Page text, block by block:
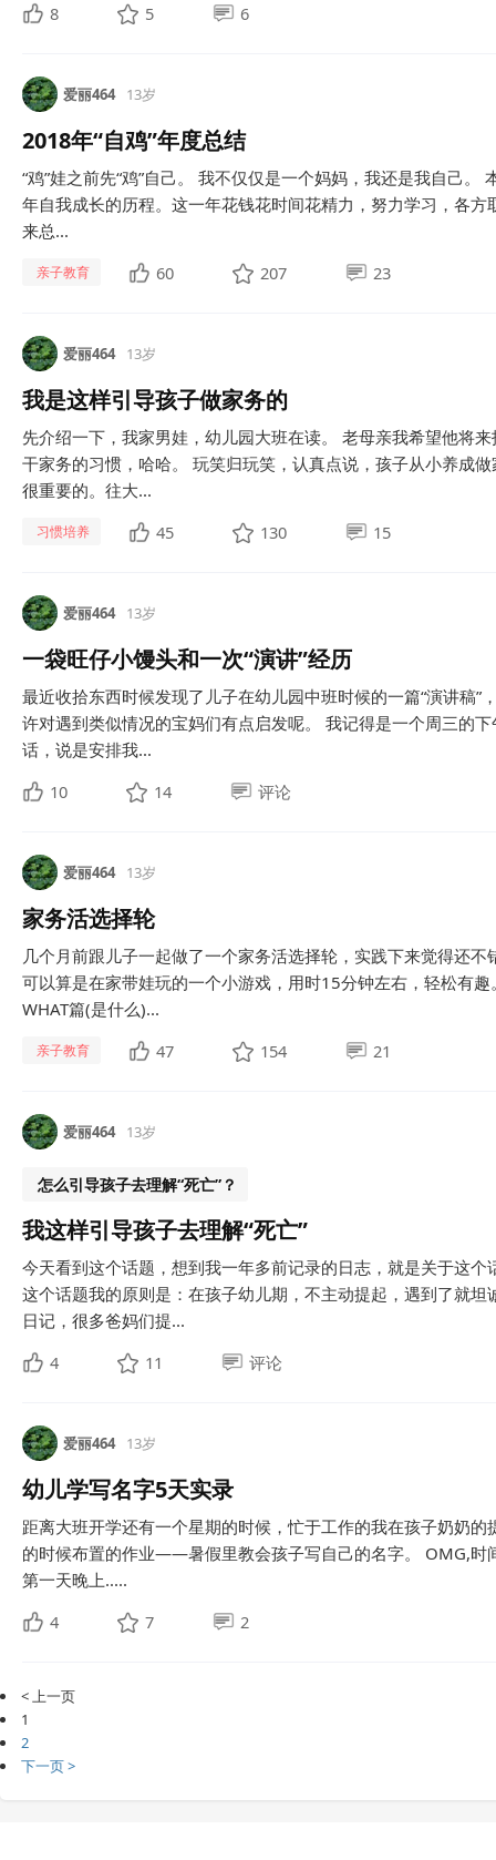
8 5 6
爱丽464 13岁
2018年“自鸡”年度总结
“鸡”娃之前先“鸡”自己。 我不仅仅是一个妈妈，我还是我自己
年自我成长的历程。这一年花钱花时间花精力，努力学习，各
来总...
亲子教育 60 207 23
爱丽464 13岁
我是这样引导孩子做家务的
先介绍一下，我家男娃，幼儿园大班在读。 老母亲我希望他将
干家务的习惯，哈哈。 玩笑归玩笑，认真点说，孩子从小养成
很重要的。往大...
习惯培养 45 130 15
爱丽464 13岁
一袋旺仔小馒头和一次“演讲”经历
最近收拾东西时候发现了儿子在幼儿园中班时候的一篇“演讲稿”
许对遇到类似情况的宝妈们有点启发呢。 我记得是一个周三的
话，说是安排我...
10
14 评论
爱丽464 13岁
家务活选择轮
几个月前跟儿子一起做了一个家务活选择轮，实践下来觉得还
可以算是在家带娃玩的一个小游戏，用时15分钟左右，轻松有
WHAT篇(是什么)...
亲子教育 47 154 21
爱丽464 13岁
怎么引导孩子去理解“死亡”？
我这样引导孩子去理解“死亡”
今天看到这个话题，想到我一年多前记录的日志，就是关于这
这个话题我的原则是：在孩子幼儿期，不主动提起，遇到了就
日记，很多爸妈们提...
4
11 评论
爱丽464 13岁
幼儿学写名字5天实录
距离大班开学还有一个星期的时候，忙于工作的我在孩子奶奶
的时候布置的作业——暑假里教会孩子写自己的名字。 OMG,时
第一天晚上.....
4
7 2
< 上一页
1
2
下一页 >